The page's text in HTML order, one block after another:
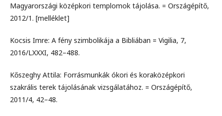
Magyarországi középkori templomok tájolása. = Országépítő,
2012/1. [melléklet]
Kocsis Imre: A fény szimbolikája a Bibliában = Vigilia, 7,
2016/LXXXI, 482–488.
Kőszeghy Attila: Forrásmunkák ókori és koraközépkori
szakrális terek tájolásának vizsgálatához. = Országépítő,
2011/4, 42–48.